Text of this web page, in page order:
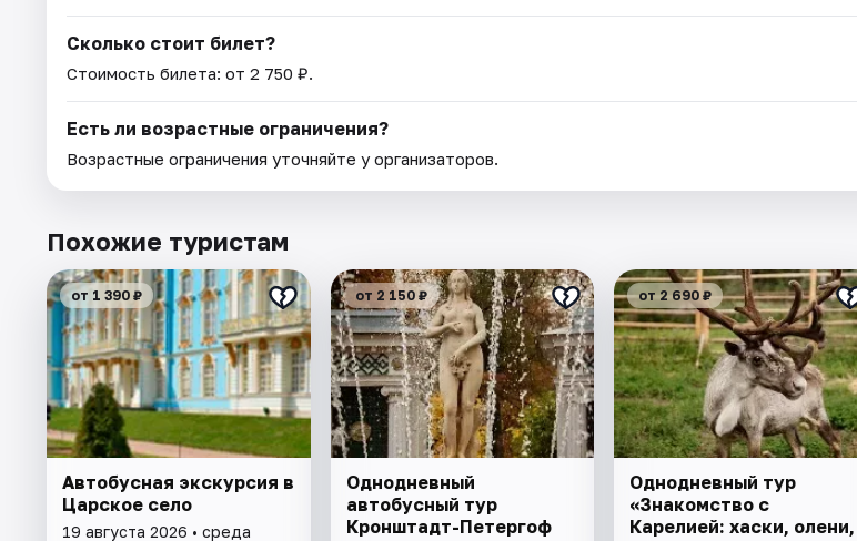
Сколько стоит билет?
Стоимость билета: от 2 750 ₽.
Есть ли возрастные ограничения?
Возрастные ограничения уточняйте у организаторов.
Похожие туристам
от 1 390 ₽
Автобусная экскурсия в
Царское село
19 августа 2026 • среда
от 2 150 ₽
Однодневный
автобусный тур
Кронштадт-Петергоф
от 2 690 ₽
Однодневный тур
«Знакомство с
Карелией: хаски, олени,